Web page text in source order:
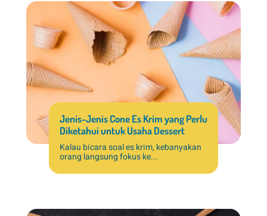
Jenis-Jenis Cone Es Krim yang Perlu
Diketahui untuk Usaha Dessert
Kalau bicara soal es krim, kebanyakan
orang langsung fokus ke...